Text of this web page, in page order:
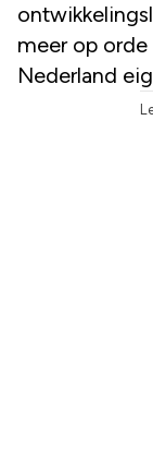
meer op
Nederland